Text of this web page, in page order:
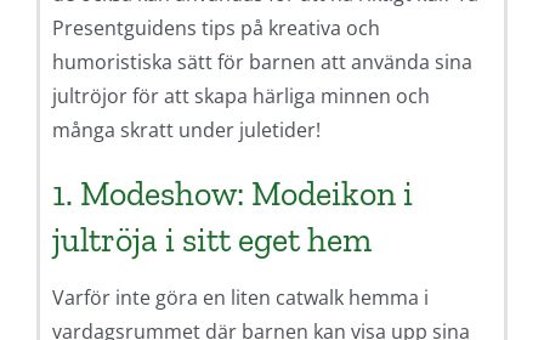
Presentguidens tips på kreativa och
humoristiska sätt för barnen att använda sina
jultröjor för att skapa härliga minnen och
många skratt under juletider!
1. Modeshow: Modeikon i
jultröja i sitt eget hem
Varför inte göra en liten catwalk hemma i
vardagsrummet där barnen kan visa upp sina